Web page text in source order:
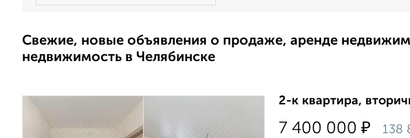
Свежие, новые объявления о продаже, аренде
недвижимость в Челябинске
2-к квартира,
7 400 000 ₽ 138